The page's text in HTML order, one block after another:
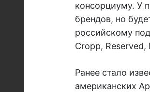
консорциуму. У
брендов, но
российскому
Cropp, Reserved,
Ранее стало
американских